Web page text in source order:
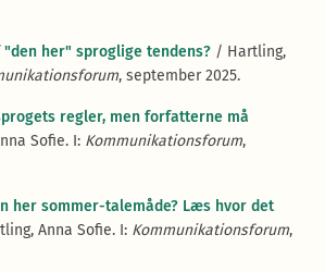
"den her" sproglige tendens?/ Hartling,
, september 2025.
regler, men forfatterne må
Sofie. I: Kommunikationsforum,
her sommer-talemåde? Læs hvor det
Anna Sofie. I: Kommunikationsforum,